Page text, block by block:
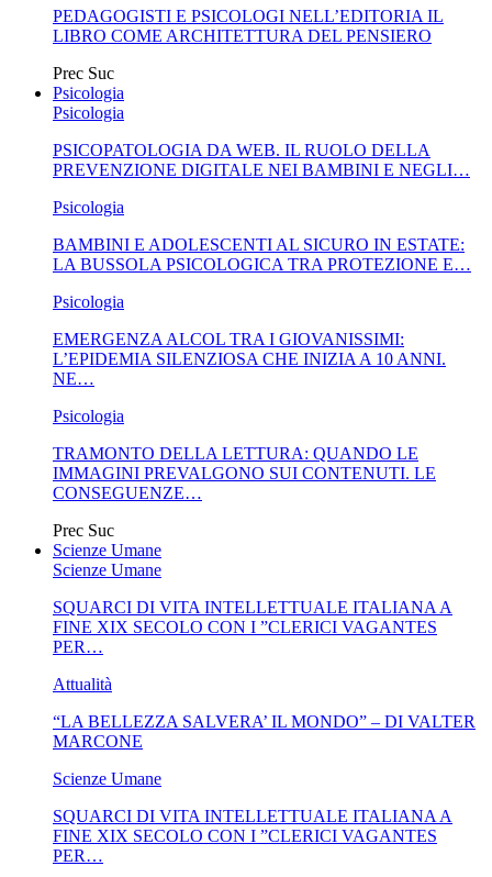
PEDAGOGISTI E PSICOLOGI NELL’EDITORIA IL
LIBRO COME ARCHITETTURA DEL PENSIERO
Prec Suc
Psicologia
Psicologia
PSICOPATOLOGIA DA WEB. IL RUOLO DELLA
PREVENZIONE DIGITALE NEI BAMBINI E NEGLI…
Psicologia
BAMBINI E ADOLESCENTI AL SICURO IN ESTATE:
LA BUSSOLA PSICOLOGICA TRA PROTEZIONE E…
Psicologia
EMERGENZA ALCOL TRA I GIOVANISSIMI:
L’EPIDEMIA SILENZIOSA CHE INIZIA A 10 ANNI.
NE…
Psicologia
TRAMONTO DELLA LETTURA: QUANDO LE
IMMAGINI PREVALGONO SUI CONTENUTI. LE
CONSEGUENZE…
Prec Suc
Scienze Umane
Scienze Umane
SQUARCI DI VITA INTELLETTUALE ITALIANA A
FINE XIX SECOLO CON I ”CLERICI VAGANTES
PER…
Attualità
“LA BELLEZZA SALVERA’ IL MONDO” – DI VALTER
MARCONE
Scienze Umane
SQUARCI DI VITA INTELLETTUALE ITALIANA A
FINE XIX SECOLO CON I ”CLERICI VAGANTES
PER…